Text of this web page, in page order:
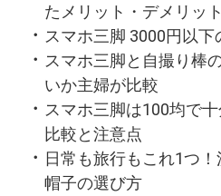
たメリット・デメリット
スマホ三脚 3000円以下
スマホ三脚と自撮り棒
いか主婦が比較
スマホ三脚は100均で
比較と注意点
日常も旅行もこれ1つ！
帽子の選び方